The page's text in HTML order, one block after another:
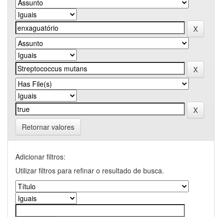
Retornar valores
Adicionar filtros:
Utilizar filtros para refinar o resultado de busca.